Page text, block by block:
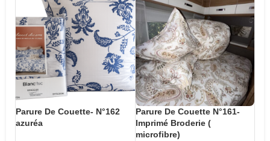
Parure De Couette- N°162
azuréa
Parure De Couette N°161-
Imprimé Broderie (
microfibre)